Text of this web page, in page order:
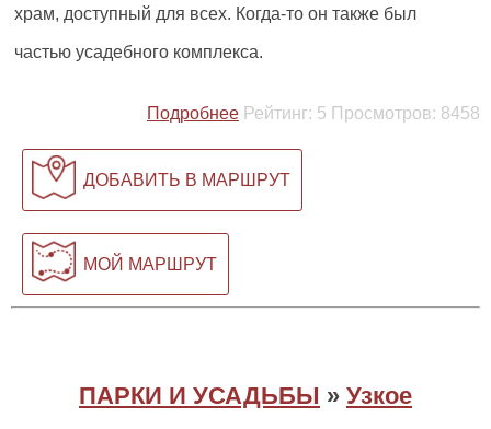
храм, доступный для всех. Когда-то он также был
частью усадебного комплекса.
Подробнее Рейтинг: 5 Просмотров: 8458
ДОБАВИТЬ В МАРШРУТ
МОЙ МАРШРУТ
ПАРКИ И УСАДЬБЫ » Узкое